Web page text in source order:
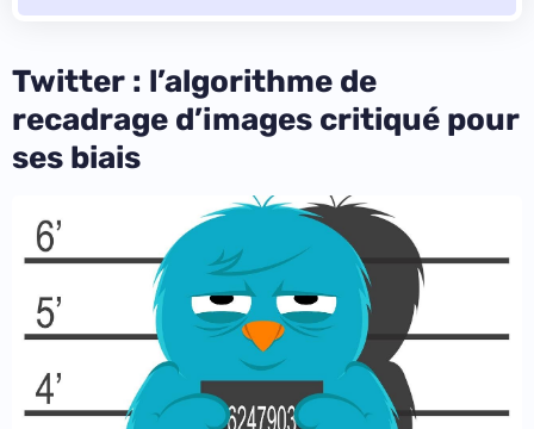
Twitter : l’algorithme de
recadrage d’images critiqué pour
ses biais